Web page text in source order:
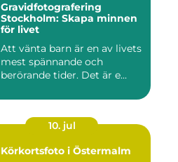
Gravidfotografering
Stockholm: Skapa minnen
för livet
Att vänta barn är en av livets
mest spännande och
berörande tider. Det är e...
10. jul
Körkortsfoto i Östermalm